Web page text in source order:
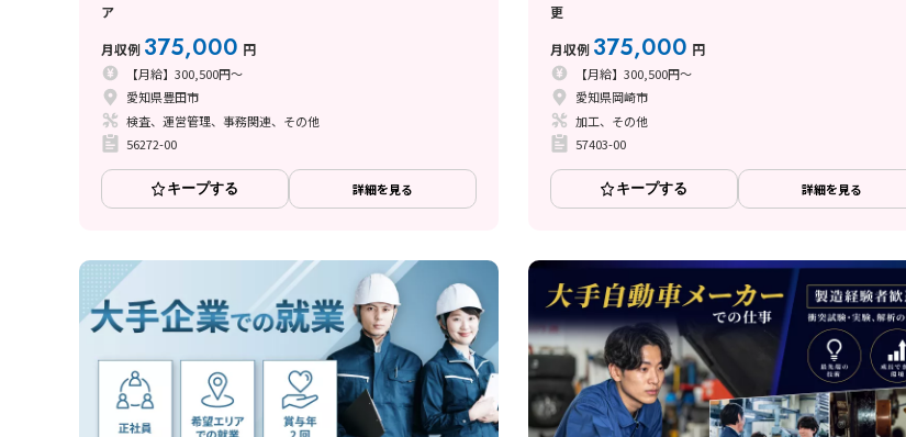
ア
月収例 375,000 円
【月給】300,500円～
愛知県豊田市
検査、運営管理、事務関連、その他
56272-00
キープする 詳細を見る
更
月収例 375,000 円
【月給】300,500円～
愛知県岡崎市
加工、その他
57403-00
キープする 詳細を見る